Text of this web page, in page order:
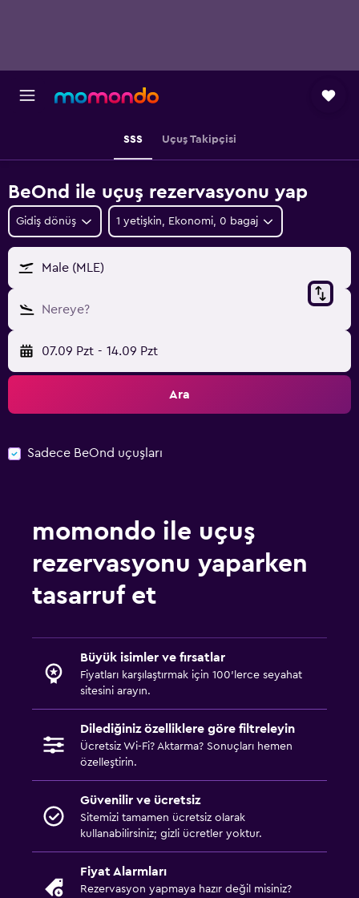
SSS Uçuş Takipçisi
BeOnd ile uçuş rezervasyonu yap
Gidiş dönüş 1 yetişkin, Ekonomi, 0 bagaj
Male (MLE)
Nereye?
07.09 Pzt - 14.09 Pzt
Ara
Sadece BeOnd uçuşları
momondo ile uçuş
rezervasyonu yaparken
tasarruf et
Büyük isimler ve fırsatlar
Fiyatları karşılaştırmak için 100'lerce seyahat
sitesini arayın.
Dilediğiniz özelliklere göre filtreleyin
Ücretsiz Wi-Fi? Aktarma? Sonuçları hemen
özelleştirin.
Güvenilir ve ücretsiz
Sitemizi tamamen ücretsiz olarak
kullanabilirsiniz; gizli ücretler yoktur.
Fiyat Alarmları
Rezervasyon yapmaya hazır değil misiniz?